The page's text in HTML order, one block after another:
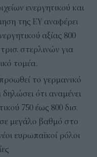
ενεργητικού και
της EY αναφέρει
αξίας 800
στερλινών για
τομέα.
το γερμανικό
ότι αναμένει
750 έως 800 δισ.
μεγάλο βαθμό στο
ευρωπαϊκοί ρόλοι